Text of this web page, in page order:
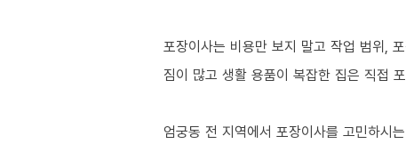
포장이사는 비용만 보지 말고 작업 범위,
짐이 많고 생활 용품이 복잡한 집은 직접
엄궁동 전 지역에서 포장이사를 고민하시